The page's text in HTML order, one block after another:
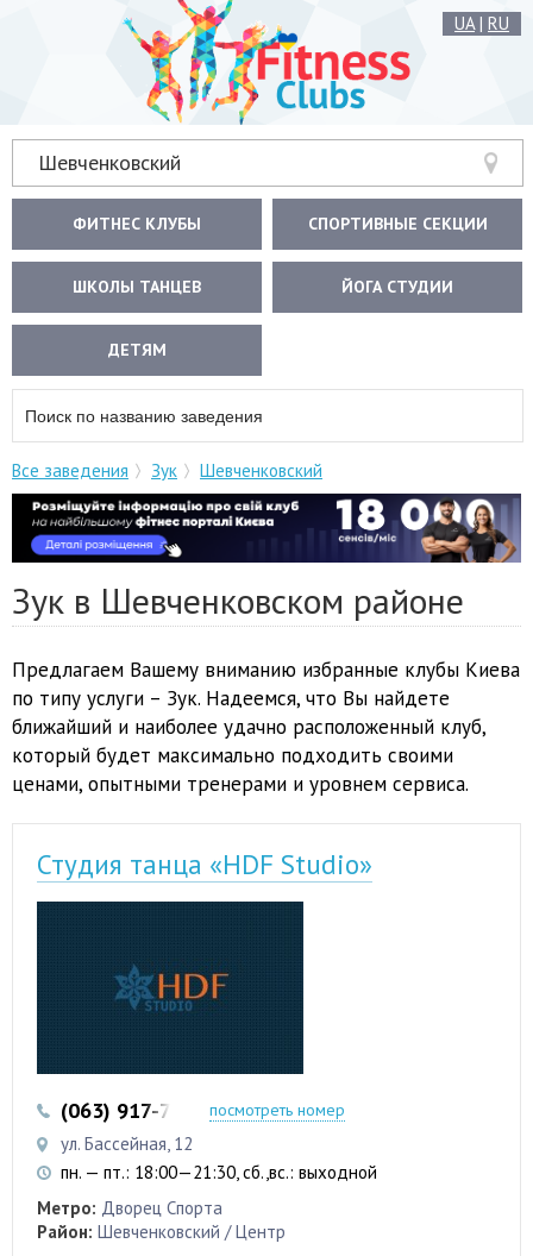
UA| RU
Шевченковский
ФИТНЕС КЛУБЫ СПОРТИВНЫЕ СЕКЦИИ
ШКОЛЫ ТАНЦЕВ ЙОГА СТУДИИ
ДЕТЯМ
Все заведения Зук Шевченковский
Зук в Шевченковском районе
Предлагаем Вашему вниманию избранные клубы Киева
по типу услуги – Зук. Надеемся, что Вы найдете
ближайший и наиболее удачно расположенный клуб,
который будет максимально подходить своими
ценами, опытными тренерами и уровнем сервиса.
Студия танца «HDF Studio»
(063) 917-77-17 (097) 963-69-05
посмотреть номер
ул. Бассейная, 12
пн. — пт.: 18:00—21:30, сб.,вс.: выходной
Метро: Дворец Спорта
Район: Шевченковский / Центр